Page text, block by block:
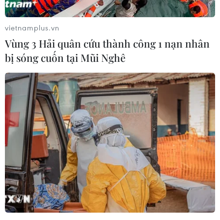
Đức Lợi phát biểu. (Ảnh:
Dương Giang/TTXVN)
(TTXVN/Vietnam+)
vietnamplus.vn
Vùng 3 Hải quân cứu thành công 1 nạn nhân
bị sóng cuốn tại Mũi Nghê